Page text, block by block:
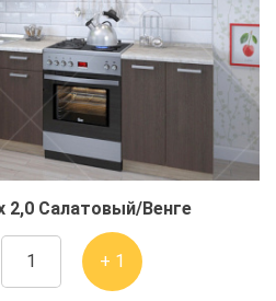
2,0 Салатовый/Венге
+ 1